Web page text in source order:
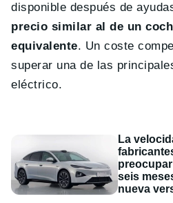
disponible después de
precio similar al de un
equivalente. Un coste
superar una de las
eléctrico.
La
seis
nueva